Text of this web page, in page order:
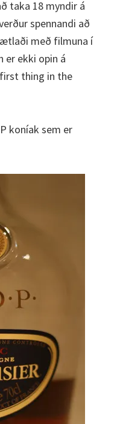
taka 18 myndir á
spennandi að
með filmuna í
er ekki opin á
thing in the
koníak sem er